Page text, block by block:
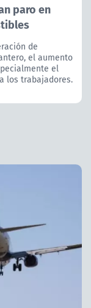
paro en
de
el aumento
el
los trabajadores.